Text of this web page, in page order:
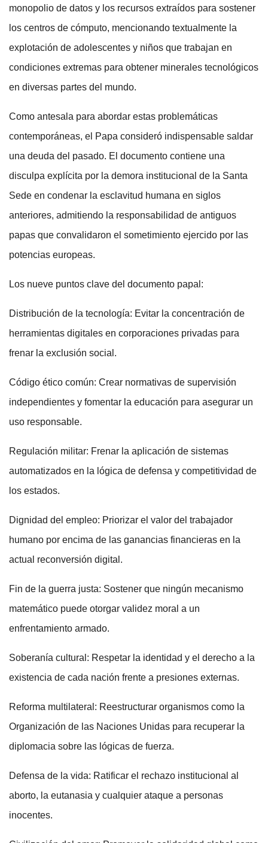
monopolio de datos y los recursos extraídos para sostener
los centros de cómputo, mencionando textualmente la
explotación de adolescentes y niños que trabajan en
condiciones extremas para obtener minerales tecnológicos
en diversas partes del mundo.
Como antesala para abordar estas problemáticas
contemporáneas, el Papa consideró indispensable saldar
una deuda del pasado. El documento contiene una
disculpa explícita por la demora institucional de la Santa
Sede en condenar la esclavitud humana en siglos
anteriores, admitiendo la responsabilidad de antiguos
papas que convalidaron el sometimiento ejercido por las
potencias europeas.
Los nueve puntos clave del documento papal:
Distribución de la tecnología: Evitar la concentración de
herramientas digitales en corporaciones privadas para
frenar la exclusión social.
Código ético común: Crear normativas de supervisión
independientes y fomentar la educación para asegurar un
uso responsable.
Regulación militar: Frenar la aplicación de sistemas
automatizados en la lógica de defensa y competitividad de
los estados.
Dignidad del empleo: Priorizar el valor del trabajador
humano por encima de las ganancias financieras en la
actual reconversión digital.
Fin de la guerra justa: Sostener que ningún mecanismo
matemático puede otorgar validez moral a un
enfrentamiento armado.
Soberanía cultural: Respetar la identidad y el derecho a la
existencia de cada nación frente a presiones externas.
Reforma multilateral: Reestructurar organismos como la
Organización de las Naciones Unidas para recuperar la
diplomacia sobre las lógicas de fuerza.
Defensa de la vida: Ratificar el rechazo institucional al
aborto, la eutanasia y cualquier ataque a personas
inocentes.